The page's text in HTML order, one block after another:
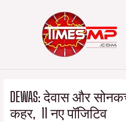
DEWAS: देवास और
कहर, 11 नए पॉजिटिव
navigation